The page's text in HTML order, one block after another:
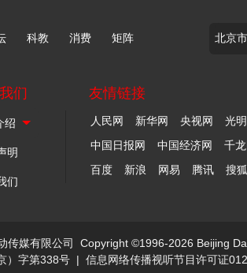
科教 消费 矩阵
们
明
们
友情链接
人民网 新华网 央视网 光
中国日报网
中国经济网 千
百度
新浪 网易 腾讯 搜狐
传媒有限公司
Copyright ©1996-2026 Beijing
）字第338号 | 信息网络传播视听节目许可证